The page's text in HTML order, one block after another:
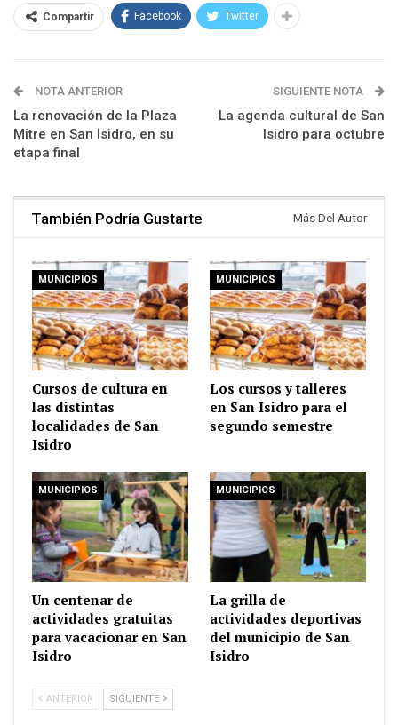
Compartir Facebook Twitter
NOTA ANTERIOR
La renovación de la Plaza
Mitre en San Isidro, en su
etapa final
SIGUIENTE NOTA
La agenda cultural de San
Isidro para octubre
También Podría Gustarte Más Del Autor
MUNICIPIOS
Cursos de cultura en
las distintas
localidades de San
Isidro
MUNICIPIOS
Los cursos y talleres
en San Isidro para el
segundo semestre
MUNICIPIOS
Un centenar de
actividades gratuitas
para vacacionar en San
Isidro
MUNICIPIOS
La grilla de
actividades deportivas
del municipio de San
Isidro
ANTERIOR SIGUIENTE